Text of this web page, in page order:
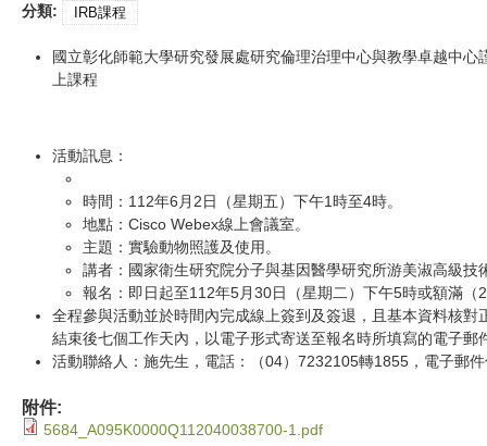
分類: IRB課程
國立彰化師範大學研究發展處研究倫理治理中心與教學卓越中
上課程
活動訊息：
時間：112年6月2日（星期五）下午1時至4時。
地點：Cisco Webex線上會議室。
主題：實驗動物照護及使用。
講者：國家衛生研究院分子與基因醫學研究所游美淑高級技
報名：即日起至112年5月30日（星期二）下午5時或額滿（
全程參與活動並於時間內完成線上簽到及簽退，且基本資料核
結束後七個工作天內，以電子形式寄送至報名時所填寫的電子郵
活動聯絡人：施先生，電話：（04）7232105轉1855，電子郵
附件:
5684_A095K0000Q112040038700-1.pdf